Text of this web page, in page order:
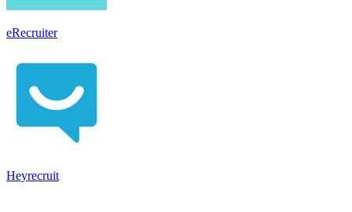
eRecruiter
Heyrecruit